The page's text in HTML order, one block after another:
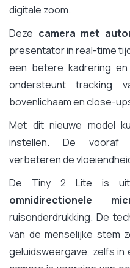
digitale zoom.
Deze camera met
presentator in real-time
een betere kadrering
ondersteunt tracking
bovenlichaam en close-
Met dit nieuwe model
instellen. De vooraf
verbeteren de
De Tiny 2 Lite is
omnidirectionele
ruisonderdrukking. De
van de menselijke stem
geluidsweergave, zelfs in